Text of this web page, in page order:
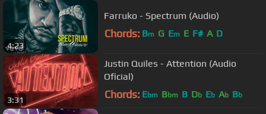
4:23
Farruko - Spectrum (Audio)
Chords: Bm G Em E F# A D
3:31
Justin Quiles - Attention (Audio
Oficial)
Chords: Ebm Bbm B Db Eb Ab Bb